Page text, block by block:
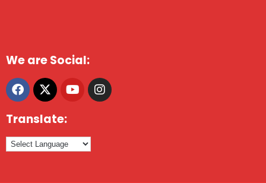
We are Social:
Translate: